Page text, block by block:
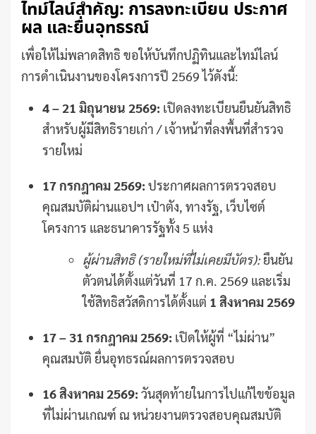
ไทม์ไลน์สำคัญ: การลงทะเบียน ประกาศ
ผล และยื่นอุทธรณ์
เพื่อให้ไม่พลาดสิทธิ ขอให้บันทึกปฏิทินและไทม์ไลน์
การดำเนินงานของโครงการปี 2569 ไว้ดังนี้:
4 – 21 มิถุนายน 2569: เปิดลงทะเบียนยืนยันสิทธิ
สำหรับผู้มีสิทธิรายเก่า / เจ้าหน้าที่ลงพื้นที่สำรวจ
รายใหม่
17 กรกฎาคม 2569: ประกาศผลการตรวจสอบ
คุณสมบัติผ่านแอปฯ เป๋าตัง, ทางรัฐ, เว็บไซต์
โครงการ และธนาคารรัฐทั้ง 5 แห่ง
ผู้ผ่านสิทธิ (รายใหม่ที่ไม่เคยมีบัตร):ยืนยัน
ตัวตนได้ตั้งแต่วันที่ 17 ก.ค. 2569 และเริ่ม
ใช้สิทธิสวัสดิการได้ตั้งแต่ 1 สิงหาคม 2569
17 – 31 กรกฎาคม 2569: เปิดให้ผู้ที่ “ไม่ผ่าน”
คุณสมบัติ ยื่นอุทธรณ์ผลการตรวจสอบ
16 สิงหาคม 2569: วันสุดท้ายในการไปแก้ไขข้อมูล
ที่ไม่ผ่านเกณฑ์ ณ หน่วยงานตรวจสอบคุณสมบัติ